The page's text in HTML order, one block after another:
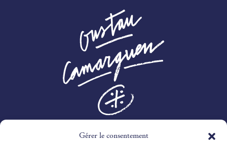
Gérer le consentement
3 RTE DES MARINES,